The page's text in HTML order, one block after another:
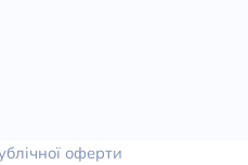
оферти